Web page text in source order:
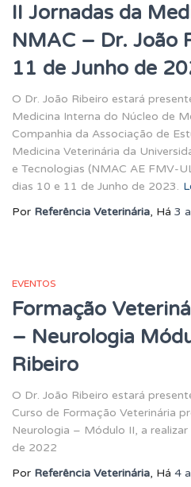
II Jornadas da
NMAC – Dr. João
11 de Junho de
O Dr. João Ribeiro estará
Medicina Interna do Núcleo de
Companhia da Associação de
Medicina Veterinária da
e Tecnologias (NMAC AE FMV-
dias 10 e 11 de Junho de 2023.
Por Referência Veterinária, Há 3
EVENTOS
Formação
– Neurologia
Ribeiro
O Dr. João Ribeiro estará
Curso de Formação Veterinária
Neurologia – Módulo II, a
de 2022
Por Referência Veterinária, Há 4